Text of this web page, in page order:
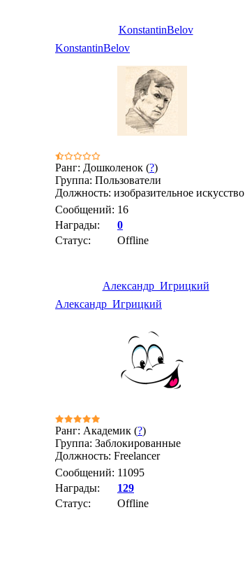
KonstantinBelov
KonstantinBelov
Ранг: Дошколенок (?)
Группа: Пользователи
Должность: изобразительное искусство
Сообщений: 16
Награды:
0
Статус:
Offline
Александр_Игрицкий
Александр_Игрицкий
Ранг: Академик (?)
Группа: Заблокированные
Должность: Freelancer
Сообщений: 11095
Награды:
129
Статус:
Offline